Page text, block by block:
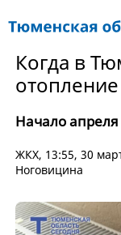
Когда в
отопление
Начало
ЖКХ, 13:55, 30
Ноговицина